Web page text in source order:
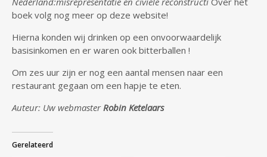
boek volg nog meer op deze website!
Hierna konden wij drinken op een onvoorwaardelijk
basisinkomen en er waren ook bitterballen !
Om zes uur zijn er nog een aantal mensen naar een
restaurant gegaan om een hapje te eten.
Auteur: Uw webmasterRobin Ketelaars
Gerelateerd